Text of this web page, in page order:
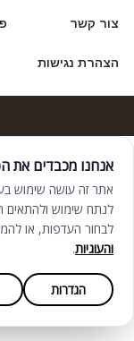
צור קשר
הצהרת נגישות
אנחנו מכבדים את
לנתח שימוש ולהתאים
לבחור העדפות, או
והעוגיות.
הגדרות